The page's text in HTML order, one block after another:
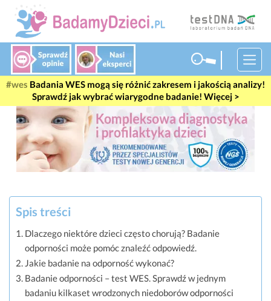
Badania WES mogą się różnić zakresem i jakością analizy!
Sprawdź jak wybrać wiarygodne badanie! Więcej >
Spis treści
Dlaczego niektóre dzieci często chorują? Badanie
odporności może pomóc znaleźć odpowiedź.
Jakie badanie na odporność wykonać?
Badanie odporności – test WES. Sprawdź w jednym
badaniu kilkaset wrodzonych niedoborów odporności